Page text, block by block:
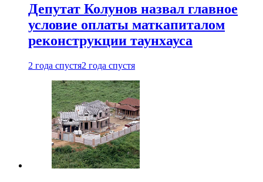
Депутат Колунов назвал главное
условие оплаты маткапиталом
реконструкции таунхауса
2 года спустя2 года спустя